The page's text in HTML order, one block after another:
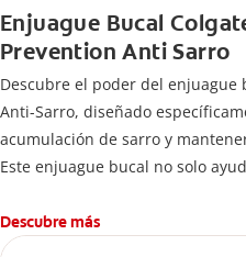
Enjuague Bucal
Prevention Anti Sarro
Descubre el poder del enjuague
Anti-Sarro, diseñado
acumulación de sarro y
Este enjuague bucal no solo
Descubre más